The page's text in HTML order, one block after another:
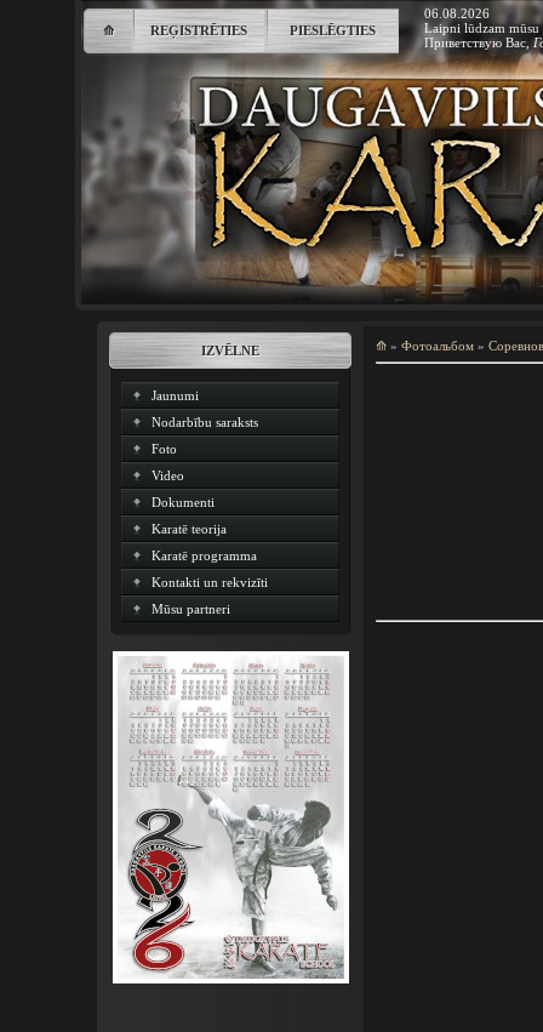
⟰ REĢISTRĒTIES PIESLĒGTIES
06.08.2026
Laipni lūdzam mūsu
Приветствую Вас ,
IZVĒLNE
Jaunumi
Nodarbību saraksts
Foto
Video
Dokumenti
Karatē teorija
Karatē programma
Kontakti un rekvizīti
Mūsu partneri
⟰ » Фотоальбом »